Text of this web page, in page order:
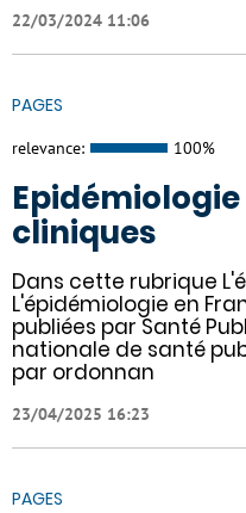
22/03/2024 11:06
PAGES
relevance: 100%
cliniques
Dans cette rubrique
L'épidémiologie en
publiées par Santé
nationale de santé
par ordonnan
23/04/2025 16:23
PAGES